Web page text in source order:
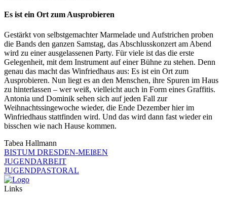
Es ist ein Ort zum Ausprobieren
Gestärkt von selbstgemachter Marmelade und Aufstrichen proben
die Bands den ganzen Samstag, das Abschlusskonzert am Abend
wird zu einer ausgelassenen Party. Für viele ist das die erste
Gelegenheit, mit dem Instrument auf einer Bühne zu stehen. Denn
genau das macht das Winfriedhaus aus: Es ist ein Ort zum
Ausprobieren. Nun liegt es an den Menschen, ihre Spuren im Haus
zu hinterlassen – wer weiß, vielleicht auch in Form eines Graffitis.
Antonia und Dominik sehen sich auf jeden Fall zur
Weihnachtssingewoche wieder, die Ende Dezember hier im
Winfriedhaus stattfinden wird. Und das wird dann fast wieder ein
bisschen wie nach Hause kommen.
Tabea Hallmann
BISTUM DRESDEN-MEIßEN
JUGENDARBEIT
JUGENDPASTORAL
Links